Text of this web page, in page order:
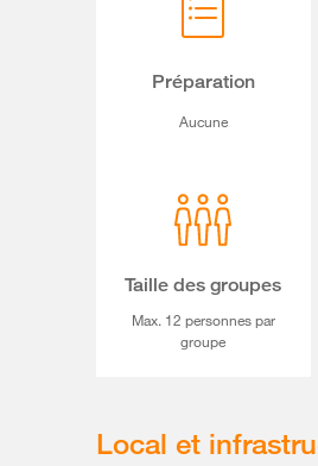
Préparation
Aucune
Taille des groupes
Max. 12 personnes par
groupe
Local et